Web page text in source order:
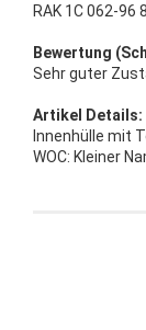
RAK 1C 062-96
Bewertung
Sehr guter
Artikel Details:
Innenhülle mit
WOC: Kleiner